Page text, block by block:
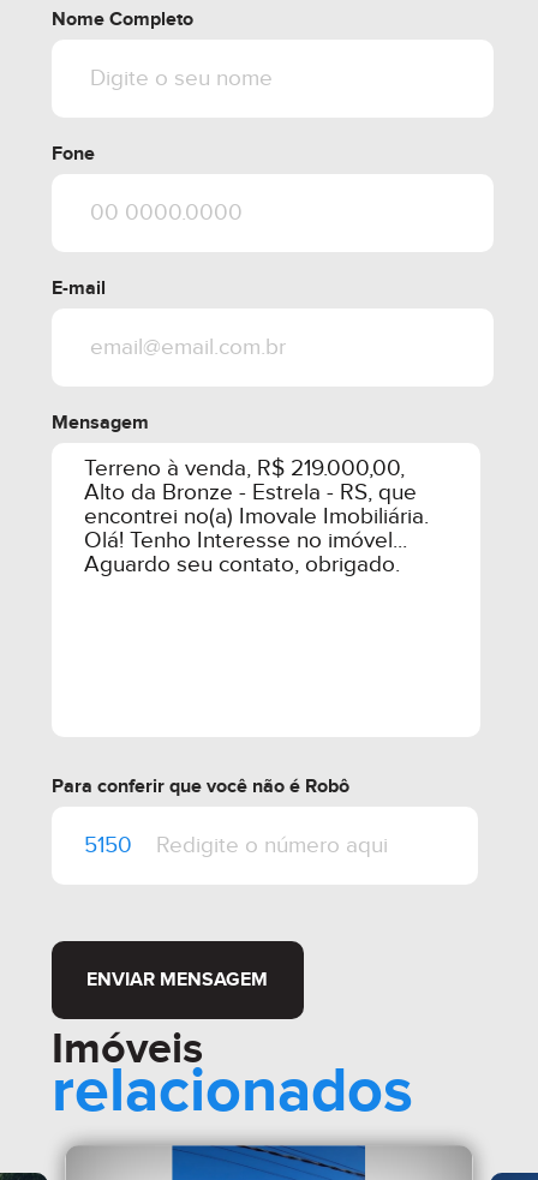
Nome Completo
Fone
E-mail
Mensagem
Para conferir que você não é Robô
ENVIAR MENSAGEM
Imóveis
relacionados